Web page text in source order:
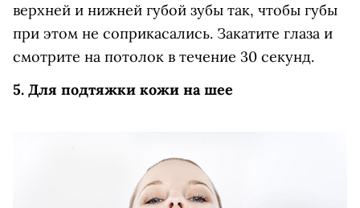
верхней и нижней губой зубы так, чтобы губы
при этом не соприкасались. Закатите глаза и
смотрите на потолок в течение 30 секунд.
5. Для подтяжки кожи на шее